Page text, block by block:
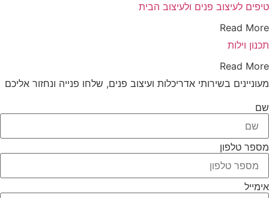
טיפים לעיצוב פנים ולעיצוב הבית
Read More
תכנון וילות
Read More
מעוניינים בשירותי אדריכלות ועיצוב פנים, שלחו פנייה ונחזור אליכם
שם
מספר טלפון
אימייל